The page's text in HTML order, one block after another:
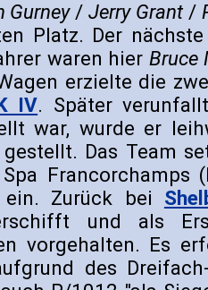
Gurney/Jerry Grant/
Platz. Der
waren hier Bruce
erzielte die
IV. Später
war, wurde er
Das Team
Francorchamps
Zurück bei
und als
vorgehalten. Es
des